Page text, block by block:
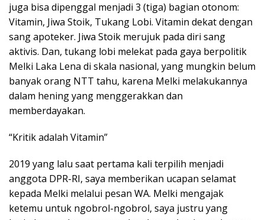
juga bisa dipenggal menjadi 3 (tiga) bagian otonom:
Vitamin, Jiwa Stoik, Tukang Lobi. Vitamin dekat dengan
sang apoteker. Jiwa Stoik merujuk pada diri sang
aktivis. Dan, tukang lobi melekat pada gaya berpolitik
Melki Laka Lena di skala nasional, yang mungkin belum
banyak orang NTT tahu, karena Melki melakukannya
dalam hening yang menggerakkan dan
memberdayakan.
“Kritik adalah Vitamin”
2019 yang lalu saat pertama kali terpilih menjadi
anggota DPR-RI, saya memberikan ucapan selamat
kepada Melki melalui pesan WA. Melki mengajak
ketemu untuk ngobrol-ngobrol, saya justru yang